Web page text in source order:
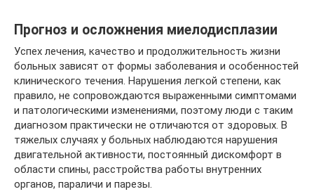
Прогноз и осложнения миелодисплазии
Успех лечения, качество и продолжительность жизни
больных зависят от формы заболевания и особенностей
клинического течения. Нарушения легкой степени, как
правило, не сопровождаются выраженными симптомами
и патологическими изменениями, поэтому люди с таким
диагнозом практически не отличаются от здоровых. В
тяжелых случаях у больных наблюдаются нарушения
двигательной активности, постоянный дискомфорт в
области спины, расстройства работы внутренних
органов, параличи и парезы.